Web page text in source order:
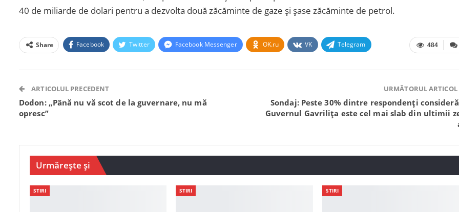
40 de miliarde de dolari pentru a dezvolta două zăcăminte de gaze și șase zăcăminte de petrol.
484
Share Facebook Twitter Facebook Messenger OK.ru VK Telegram
ARTICOLUL PRECEDENT
Dodon: „Până nu vă scot de la guvernare, nu mă
opresc”
URMĂTORUL ARTICOL
Sondaj: Peste 30% dintre respondenți
Guvernul Gavrilița este cel mai slab din ultimii
Urmărește și
STIRI STIRI STIRI